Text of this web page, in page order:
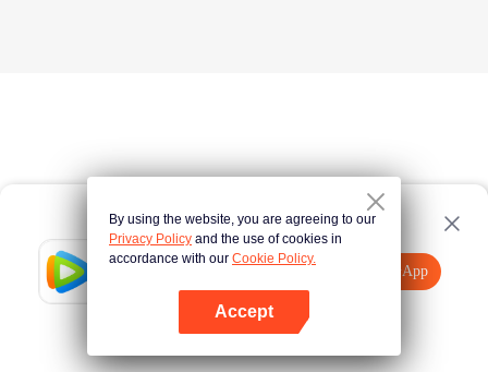
Tencent Video
打开App
点击此处
By using the website, you are agreeing to our
Privacy Policy and the use of cookies in
accordance with our Cookie Policy.
Accept